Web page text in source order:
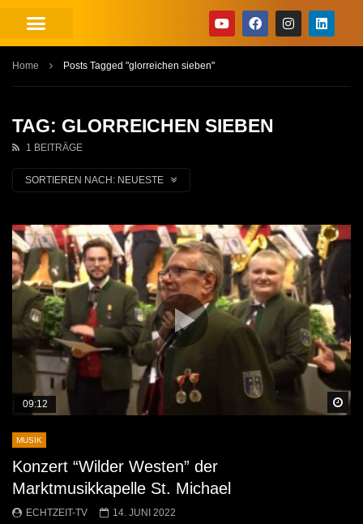
Home Posts Tagged "glorreichen sieben"
TAG: GLORREICHEN SIEBEN
1 BEITRÄGE
SORTIEREN NACH: NEUESTE
09:12
MUSIK
Konzert “Wilder Westen” der
Marktmusikkapelle St. Michael
ECHTZEIT-TV 14. JUNI 2022